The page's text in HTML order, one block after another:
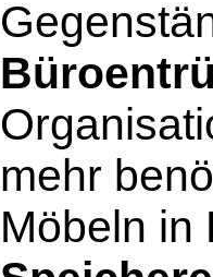
mehr
Möbeln in